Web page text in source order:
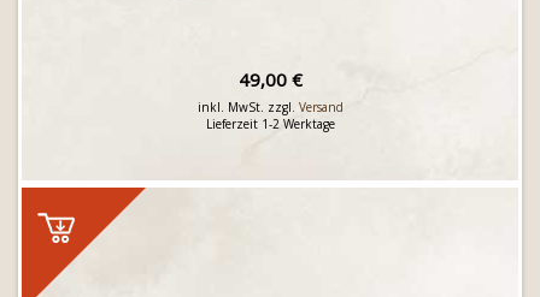
49,00 €
inkl. MwSt. zzgl. Versand
Lieferzeit 1-2 Werktage